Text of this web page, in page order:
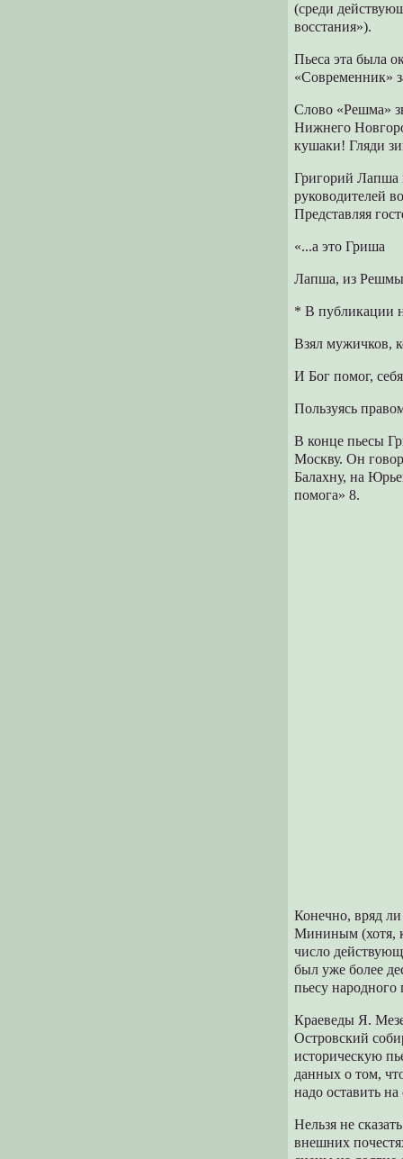
(среди
восстания»).
Пьеса эта была
«Современник»
Слово «Решма»
Нижнего
кушаки! Гляди
Григорий Лапша
руководителей
Представляя
«...а это Гриша
Лапша, из
* В публикации
Взял мужичков,
И Бог помог,
Пользуясь
В конце пьесы
Москву. Он
Балахну, на
помога» 8.
Конечно, вряд
Мининым (хотя,
число
был уже более
пьесу народного
Краеведы Я.
Островский
историческую
данных о том,
надо оставить на
Нельзя не
внешних